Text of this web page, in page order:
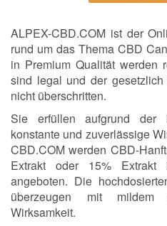
ALPEX-CBD.COM ist der
rund um das Thema CBD
in Premium Qualität werden
sind legal und der
nicht überschritten.
Sie erfüllen aufgrund der
konstante und zuverlässige
CBD.COM werden CBD-
Extrakt oder 15% Extrakt
angeboten. Die
überzeugen mit mildem
Wirksamkeit.